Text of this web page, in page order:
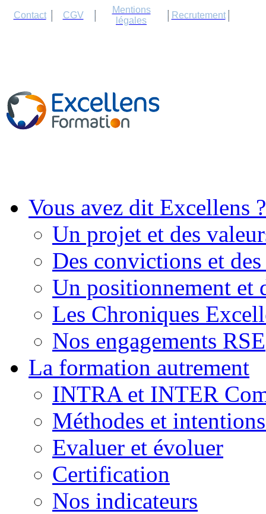
Contact CGV
Mentions
légales
Recrutement
Vous avez dit Excellens ?
Un projet et des
Des convictions et des
Un positionnement et
Les Chroniques
Nos engagements RSE
La formation autrement
INTRA et INTER
Méthodes et
Evaluer et évoluer
Certification
Nos indicateurs